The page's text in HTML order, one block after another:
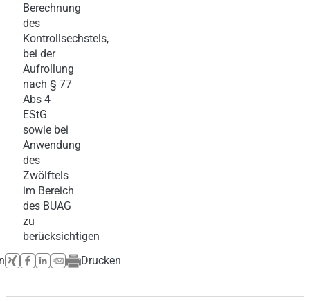
Berechnung
des
Kontrollsechstels,
bei der
Aufrollung
nach § 77
Abs 4
EStG
sowie bei
Anwendung
des
Zwölftels
im Bereich
des BUAG
zu
berücksichtigen
Drucken